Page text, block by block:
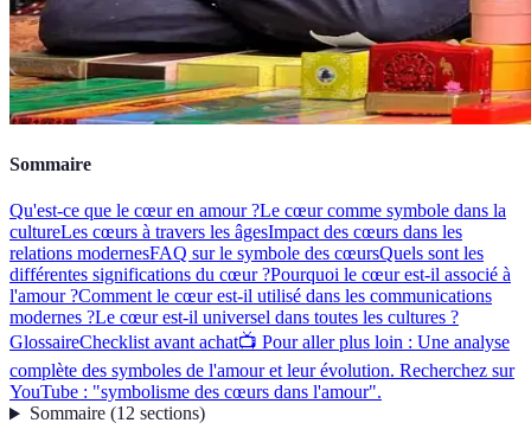
Sommaire
Qu'est-ce que le cœur en amour ?Le cœur comme symbole dans la
cultureLes cœurs à travers les âgesImpact des cœurs dans les
relations modernesFAQ sur le symbole des cœursQuels sont les
différentes significations du cœur ?Pourquoi le cœur est-il associé à
l'amour ?Comment le cœur est-il utilisé dans les communications
modernes ?Le cœur est-il universel dans toutes les cultures ?
GlossaireChecklist avant achat📺 Pour aller plus loin : Une analyse
complète des symboles de l'amour et leur évolution. Recherchez sur
YouTube : "symbolisme des cœurs dans l'amour".
Sommaire(12 sections)